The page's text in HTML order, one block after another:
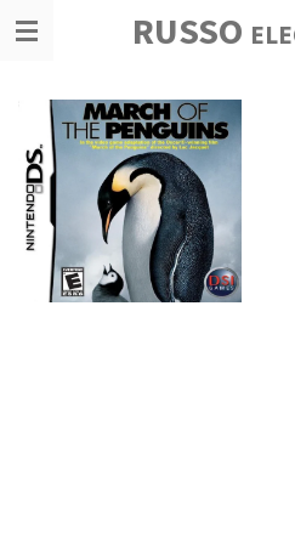
Ga
hoofdinhoud
RUSSO